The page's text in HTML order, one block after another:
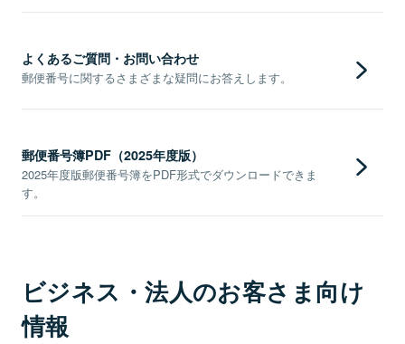
よくあるご質問・お問い合わせ
郵便番号に関するさまざまな疑問にお答えします。
郵便番号簿PDF（2025年度版）
2025年度版郵便番号簿をPDF形式でダウンロードできま
す。
ビジネス・法人のお客さま向け
情報